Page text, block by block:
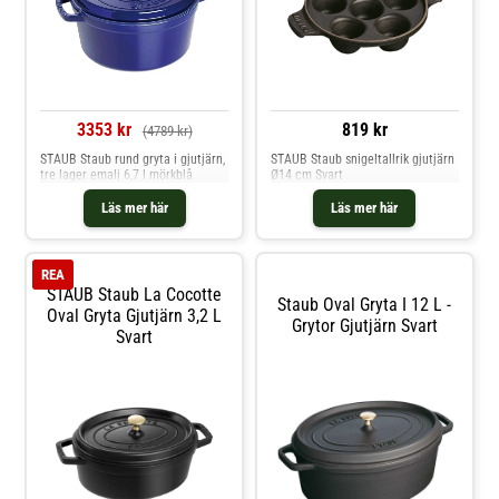
3353 kr (4789 kr)
Läs mer här
STAUB Staub rund gryta i gjutjärn,
tre lager emalj 6,7 l mörkblå
819 kr
Läs mer här
STAUB Staub snigeltallrik gjutjärn
Ø14 cm Svart
STAUB Staub La Cocotte
Oval Gryta Gjutjärn 3,2 L
Svart
REA
Staub Oval Gryta I 12 L -
Grytor Gjutjärn Svart